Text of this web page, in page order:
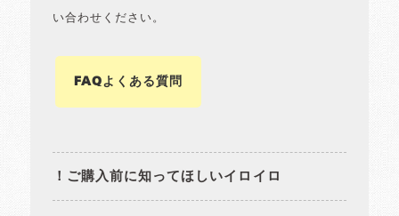
い合わせください。
FAQよくある質問
！ご購入前に知ってほしいイロイロ